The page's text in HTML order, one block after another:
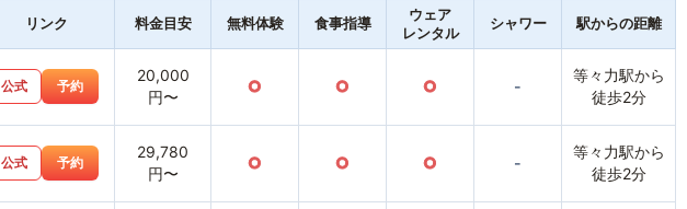
リンク 料金目安 無料体験 食事指導
ウェア
レンタル
シャワー 駅からの距離
公式 予約
20,000
円〜
○ ○ ○ -
等々力駅から
徒歩2分
公式 予約
29,780
円〜
○ ○ ○ -
等々力駅から
徒歩2分